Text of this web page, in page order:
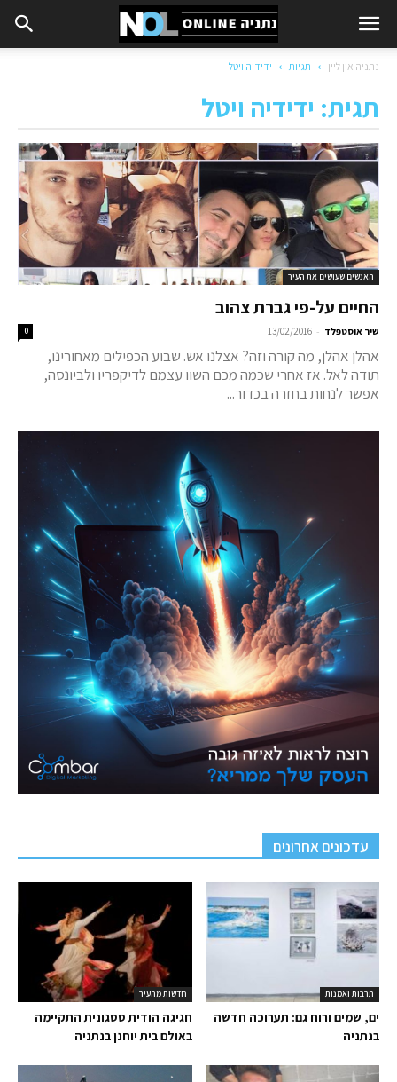
נתניה און ליין תגיות ידידיה ויטל
תגית: ידידיה ויטל
האנשים שעושים את העיר
החיים על-פי גברת צהוב
שיר אוסטפלד -
13/02/2016
0
אהלן אהלן, מה קורה וזה? אצלנו אש. שבוע הכפילים מאחורינו,
תודה לאל. אז אחרי שכמה מכם השוו עצמם לדיקפריו ולביונסה,
אפשר לנחות בחזרה בכדור...
עדכונים אחרונים
חדשות מהעיר
חגיגה הודית ססגונית התקיימה
באולם בית יוחנן בנתניה
תרבות ואמנות
ים, שמים ורוח גם: תערוכה חדשה
בנתניה